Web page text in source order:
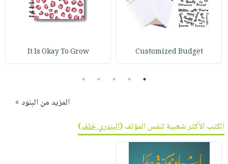
صابون
أطفال
فيديوهات
أسئلة
طرحها
خدمات
كتابك
تواصل
معنا
عربة
التسوق
نشرة
الإصدارات
Customized Budget
It Is Okay To Grow
1
2
3
4
5
المزيد من البنود »
الكتب الأكثر شعبية لنفس المؤلف (البندري خلف)